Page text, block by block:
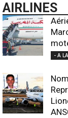
AIRLINES
- A